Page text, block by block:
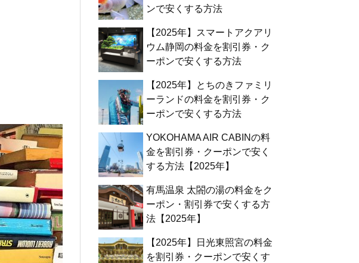
ンで安くする方法
【2025年】スマートアクアリ
ウム静岡の料金を割引券・ク
ーポンで安くする方法
【2025年】とちのきファミリ
ーランドの料金を割引券・ク
ーポンで安くする方法
YOKOHAMA AIR CABINの料
金を割引券・クーポンで安く
する方法【2025年】
有馬温泉 太閤の湯の料金をク
ーポン・割引券で安くする方
法【2025年】
【2025年】日光東照宮の料金
を割引券・クーポンで安くす